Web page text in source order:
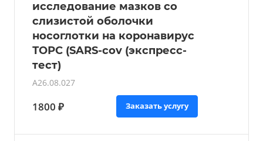
исследование мазков со
слизистой оболочки
носоглотки на коронавирус
ТОРС (SARS-cov (экспресс-
тест)
A26.08.027
1800 ₽ Заказать услугу